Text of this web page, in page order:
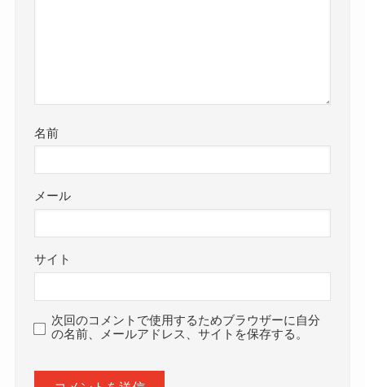
名前
メール
サイト
次回のコメントで使用するためブラウザーに自分
の名前、メールアドレス、サイトを保存する。